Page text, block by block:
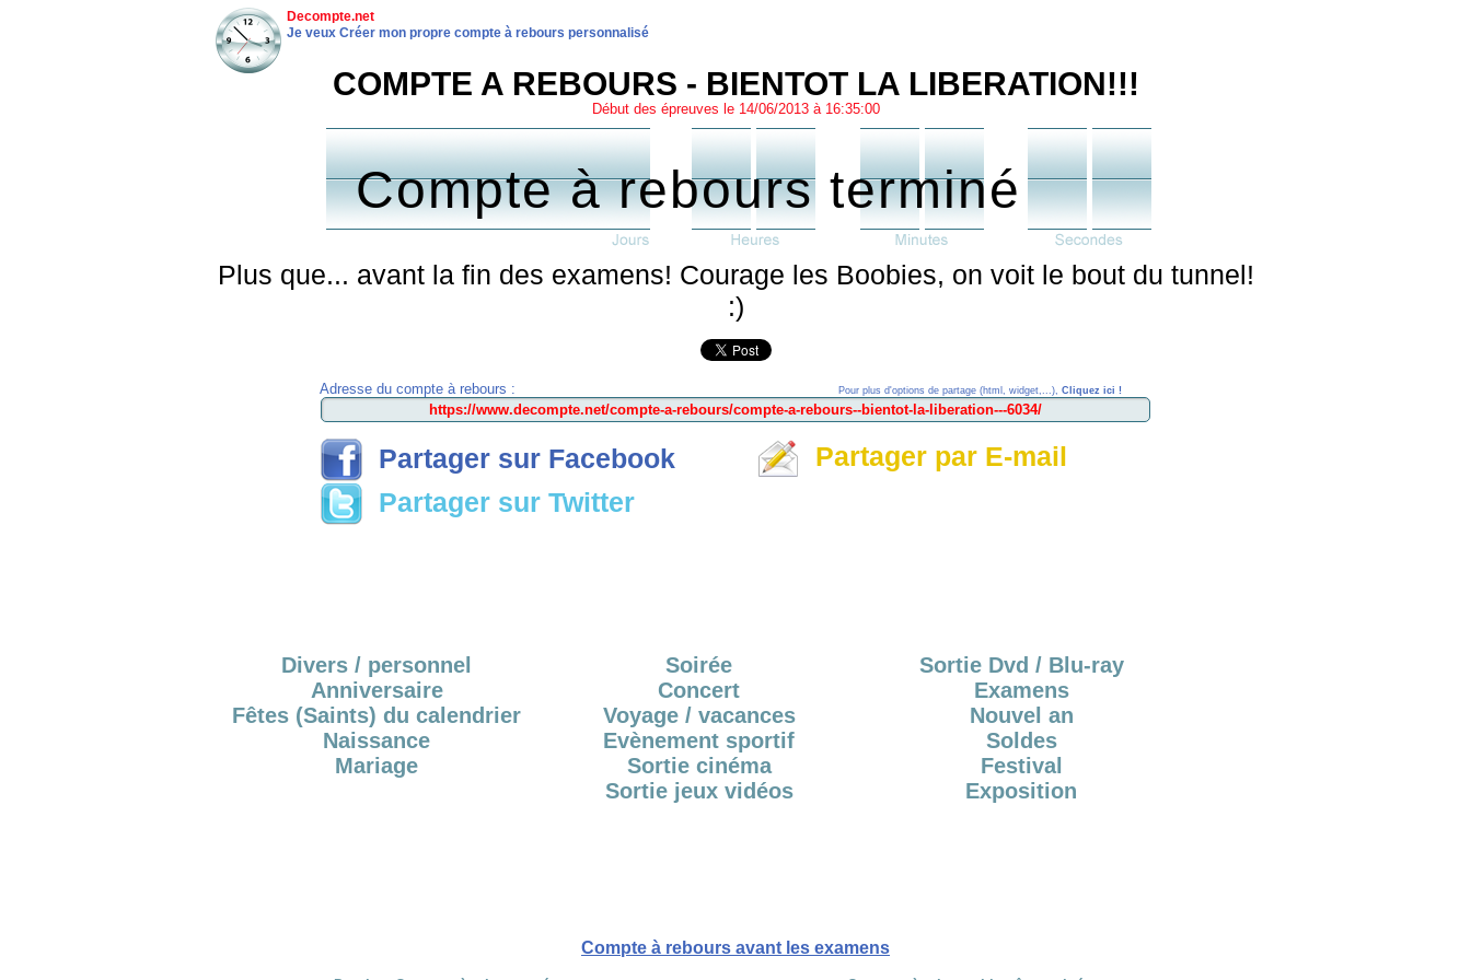
Decompte.net
Je veux Créer mon propre compte à rebours personnalisé
COMPTE A REBOURS - BIENTOT LA LIBERATION!!!
Début des épreuves le 14/06/2013 à 16:35:00
Compte à rebours terminé
Plus que... avant la fin des examens! Courage les Boobies, on voit le bout du tunnel!
:)
Adresse du compte à rebours : Pour plus d'options de partage (html, widget,...), Cliquez ici !
Partager sur Facebook
Partager sur Twitter
Partager par E-mail
Divers / personnel
Anniversaire
Fêtes (Saints) du calendrier
Naissance
Mariage
Soirée
Concert
Voyage / vacances
Evènement sportif
Sortie cinéma
Sortie jeux vidéos
Sortie Dvd / Blu-ray
Examens
Nouvel an
Soldes
Festival
Exposition
Compte à rebours avant les examens